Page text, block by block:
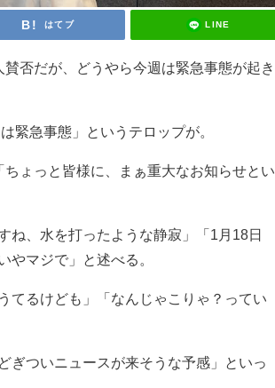
はてブ LINE
否だが、どうやら今週は緊急事態が起き
緊急事態」というテロップが。
ょっと皆様に、まぁ重大なお知らせとい
ね、水を打ったような静寂」「1月18日
やマジで」と述べる。
てるけども」「なんじゃこりゃ？ってい
ぎついニュースが来そうな予感」といっ